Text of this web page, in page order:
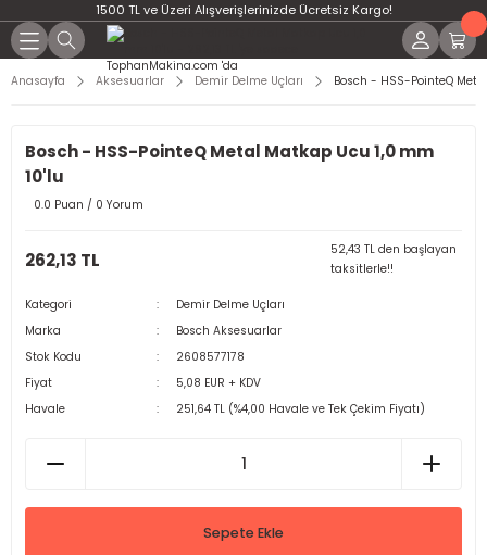
1500 TL ve Üzeri Alışverişlerinizde Ücretsiz Kargo!
Anasayfa Aksesuarlar Demir Delme Uçları Bosch - HSS-PointeQ
Bosch - HSS-PointeQ Metal Matkap Ucu 1,0 mm
10'lu
0.0 Puan / 0 Yorum
262,13 TL
52,43 TL den başlayan
taksitlerle!!
Kategori
Demir Delme Uçları
Marka
Bosch Aksesuarlar
Stok Kodu
2608577178
Fiyat
5,08 EUR + KDV
Havale
251,64 TL (%4,00 Havale ve Tek Çekim Fiyatı)
Sepete Ekle